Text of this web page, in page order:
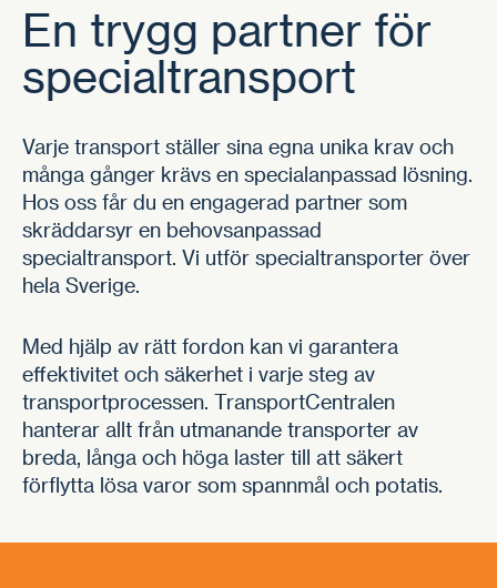
En trygg partner för
special­transport
Varje transport ställer sina egna unika krav och
många gånger krävs en specialanpassad lösning.
Hos oss får du en engagerad partner som
skräddarsyr en behovsanpassad
specialtransport. Vi utför specialtransporter över
hela Sverige.
Med hjälp av rätt fordon kan vi garantera
effektivitet och säkerhet i varje steg av
transportprocessen. TransportCentralen
hanterar allt från utmanande transporter av
breda, långa och höga laster till att säkert
förflytta lösa varor som spannmål och potatis.